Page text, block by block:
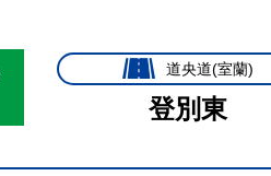
道央道(室蘭)
登別東